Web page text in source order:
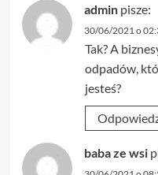
admin pisze:
30/06/2021 o
Tak? A
odpadów,
jesteś?
baba ze wsi